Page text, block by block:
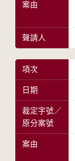
案由
聲請人
項次
日期
裁定字號／
原分案號
案由